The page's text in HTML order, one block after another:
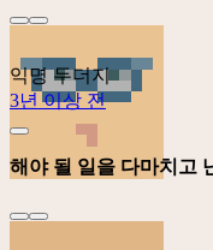
익명 두더지
3년 이상 전
해야 될 일을 다마치고